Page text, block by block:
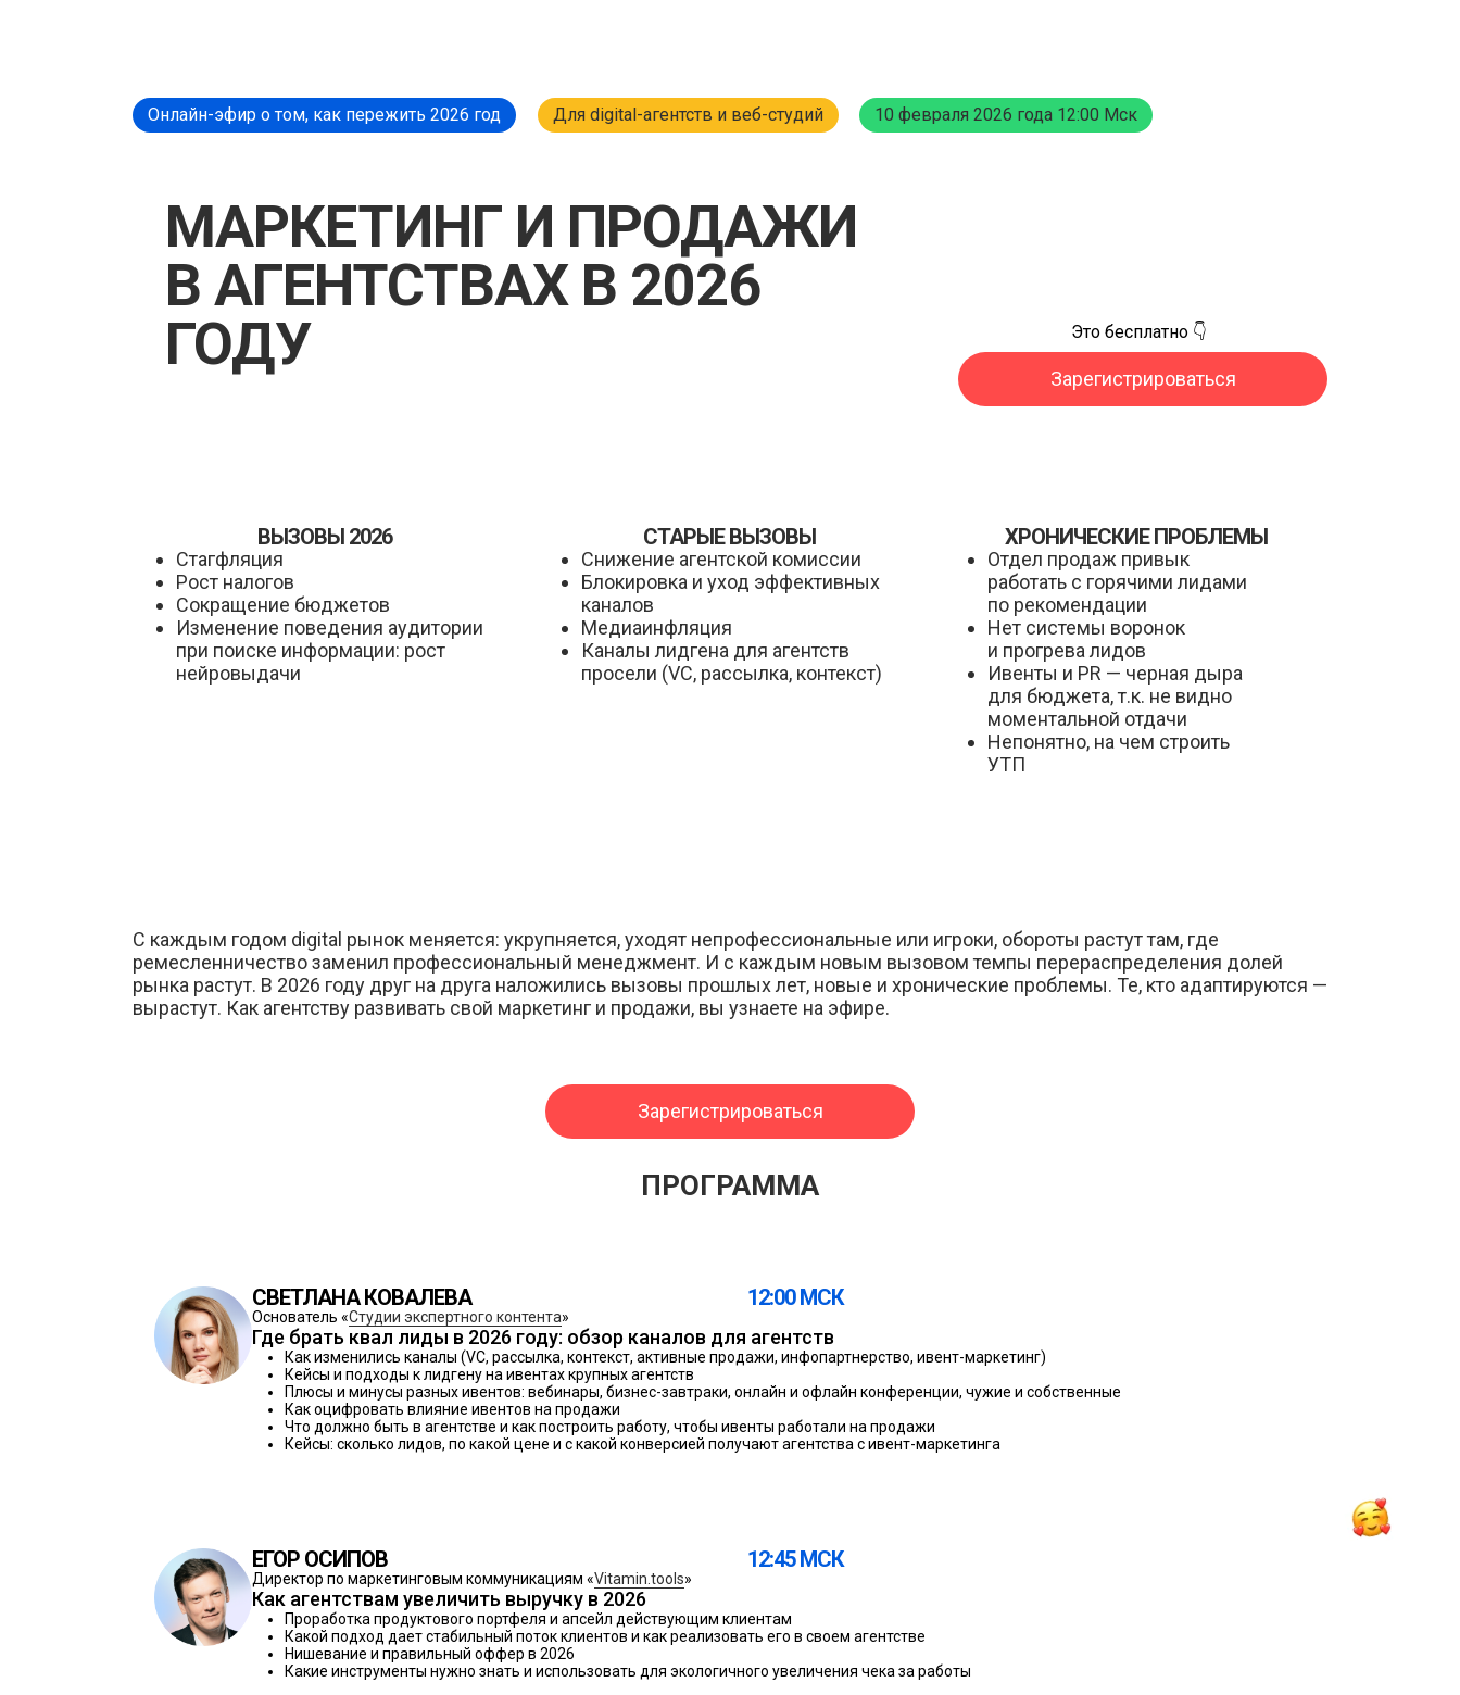
МАРКЕТИНГ И ПРОДАЖИ
В АГЕНТСТВАХ В 2026
ГОДУ
10 февраля 2026 года 12:00 Мск
Для digital-агентств и веб-студий
Онлайн-эфир о том, как пережить 2026 год
Это бесплатно 👇
Зарегистрироваться
ВЫЗОВЫ 2026
Стагфляция
Рост налогов
Сокращение бюджетов
Изменение поведения аудитории
при поиске информации: рост
нейровыдачи
ХРОНИЧЕСКИЕ ПРОБЛЕМЫ
Отдел продаж привык
работать с горячими лидами
по рекомендации
Нет системы воронок
и прогрева лидов
Ивенты и PR — черная дыра
для бюджета, т.к. не видно
моментальной отдачи
Непонятно, на чем строить
УТП
СТАРЫЕ ВЫЗОВЫ
Снижение агентской комиссии
Блокировка и уход эффективных
каналов
Медиаинфляция
Каналы лидгена для агентств
просели (VC, рассылка, контекст)
С каждым годом digital рынок меняется: укрупняется, уходят непрофессиональные или игроки, обороты растут там, где
ремесленничество заменил профессиональный менеджмент. И с каждым новым вызовом темпы перераспределения долей
рынка растут. В 2026 году друг на друга наложились вызовы прошлых лет, новые и хронические проблемы. Те, кто адаптируются —
вырастут. Как агентству развивать свой маркетинг и продажи, вы узнаете на эфире.
Зарегистрироваться
ПРОГРАММА
СВЕТЛАНА КОВАЛЕВА 12:00 МСК
Основатель «Студии экспертного контента»
Где брать квал лиды в 2026 году: обзор каналов для агентств
Как изменились каналы (VC, рассылка, контекст, активные продажи, инфопартнерство, ивент-маркетинг)
Кейсы и подходы к лидгену на ивентах крупных агентств
Плюсы и минусы разных ивентов: вебинары, бизнес-завтраки, онлайн и офлайн конференции, чужие и собственные
Как оцифровать влияние ивентов на продажи
Что должно быть в агентстве и как построить работу, чтобы ивенты работали на продажи
Кейсы: сколько лидов, по какой цене и с какой конверсией получают агентства с ивент-маркетинга
ЕГОР ОСИПОВ 12:45 МСК
Директор по маркетинговым коммуникациям «Vitamin.tools»
Как агентствам увеличить выручку в 2026
Проработка продуктового портфеля и апсейл действующим клиентам
Какой подход дает стабильный поток клиентов и как реализовать его в своем агентстве
Нишевание и правильный оффер в 2026
Какие инструменты нужно знать и использовать для экологичного увеличения чека за работы